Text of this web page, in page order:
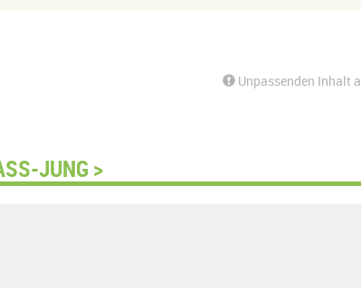
Unpassenden Inhalt
JUNG >